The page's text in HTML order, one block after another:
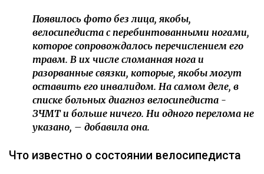
Появилось фото без лица, якобы,
велосипедиста с перебинтованными ногами,
которое сопровождалось перечислением его
травм. В их числе сломанная нога и
разорванные связки, которые, якобы могут
оставить его инвалидом. На самом деле, в
списке больных диагноз велосипедиста -
ЗЧМТ и больше ничего. Ни одного перелома не
указано, – добавила она.
Что известно о состоянии велосипедиста